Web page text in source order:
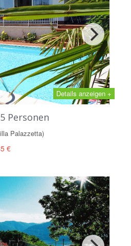
Details anzeigen +
Personen
Palazzetta)
€